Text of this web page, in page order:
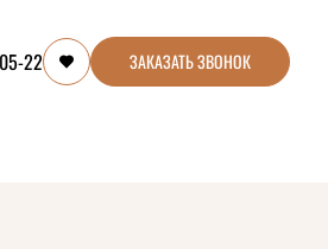
22 ЗАКАЗАТЬ ЗВОНОК